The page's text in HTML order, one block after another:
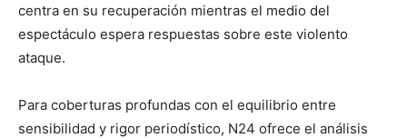
centra en su recuperación mientras el medio del
espectáculo espera respuestas sobre este violento
ataque.
Para coberturas profundas con el equilibrio entre
sensibilidad y rigor periodístico, N24 ofrece el análisis